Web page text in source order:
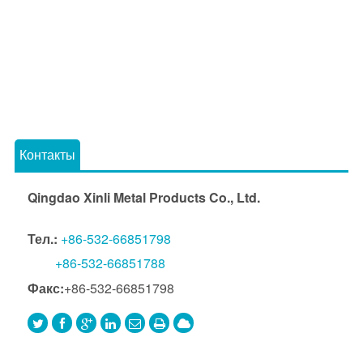
Контакты
Qingdao Xinli Metal Products Co., Ltd.
Тел.: +86-532-66851798
+86-532-66851788
Факс:+86-532-66851798